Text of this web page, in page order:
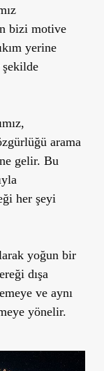
bizi motive
yerine
arama
gelir. Bu
her şeyi
yoğun bir
dışa
ve aynı
yönelir.